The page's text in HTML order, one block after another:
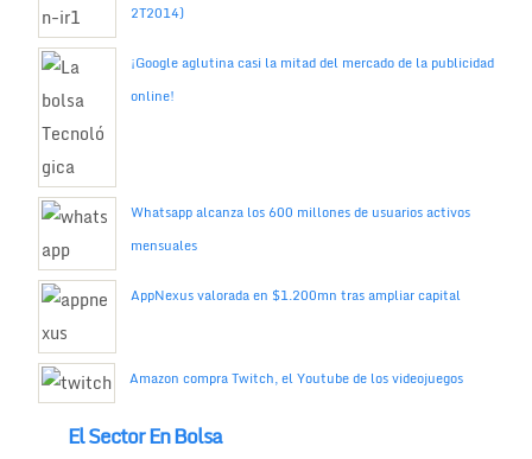
2T2014)
¡Google aglutina casi la mitad del mercado de la publicidad
online!
Whatsapp alcanza los 600 millones de usuarios activos
mensuales
AppNexus valorada en $1.200mn tras ampliar capital
Amazon compra Twitch, el Youtube de los videojuegos
El Sector En Bolsa